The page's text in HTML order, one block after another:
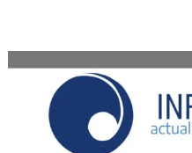
content